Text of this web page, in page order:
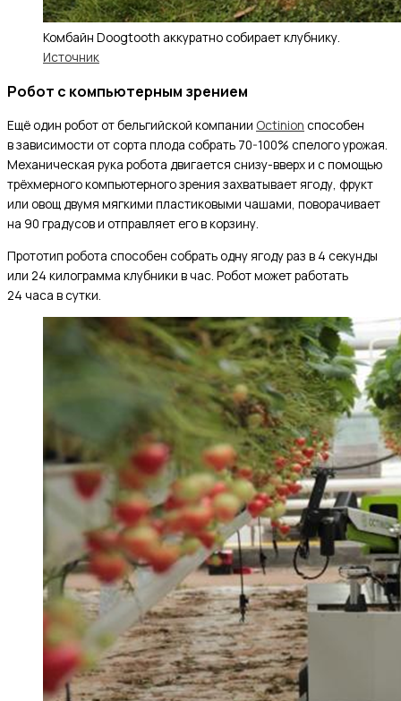
Комбайн Doogtooth аккуратно собирает клубнику.
Источник
Робот с компьютерным зрением
Ещё один робот от бельгийской компании Octinion способен
в зависимости от сорта плода собрать 70-100% спелого урожая.
Механическая рука робота двигается снизу-вверх и с помощью
трёхмерного компьютерного зрения захватывает ягоду, фрукт
или овощ двумя мягкими пластиковыми чашами, поворачивает
на 90 градусов и отправляет его в корзину.
Прототип робота способен собрать одну ягоду раз в 4 секунды
или 24 килограмма клубники в час. Робот может работать
24 часа в сутки.